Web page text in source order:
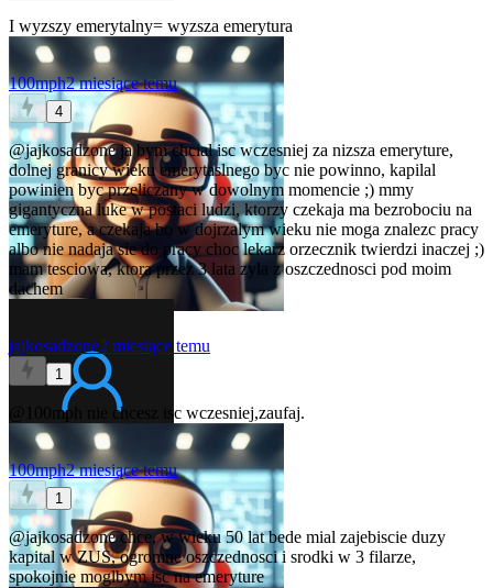
I wyzszy emerytalny= wyzsza emerytura
100mph2 miesiące temu
4
@jajkosadzoneja bym chcial isc wczesniej za nizsza emeryture,
dolnej granicy wieku emerytaslnego byc nie powinno, kapilal
powinien byc przeliczany w dowolnym momencie ;) mmy
gigantyczna luke w postaci ludzi, ktorzy czekaja ma bezrobociu na
emeryture, a czekaja bo w dojrzalym wieku nie moga znalezc pracy
albo nie nadaja sie do pracy choc lekarz orzecznik twierdzi inaczej ;)
mam tesciowa, ktora przez 3 lata zyla z oszczednosci pod moim
dachem
jajkosadzone2 miesiące temu
1
@100mph nie chcesz isc wczesniej,zaufaj.
100mph2 miesiące temu
1
@jajkosadzonechce, w wieku 50 lat bede mial zajebiscie duzy
kapital w ZUS, ogromne oszczednosci i srodki w 3 filarze,
spokojnie moglbym isc na emeryture